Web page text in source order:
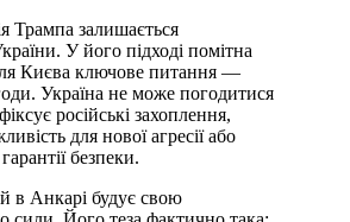
Трампа залишається
У його підході помітна
Києва ключове питання —
Україна не може погодитися
російські захоплення,
для нової агресії або
безпеки.
в Анкарі будує свою